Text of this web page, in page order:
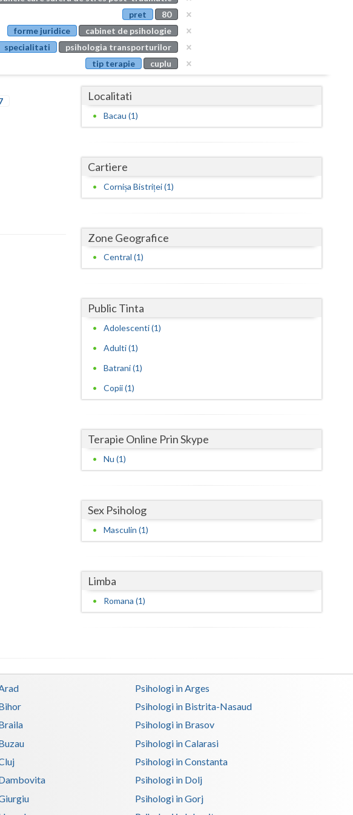
Buzau
Calarasi
Caras-Severin
Covasna
Dolj
Galati
Giurgiu
Gorj
Hunedoara
Mures
Neamt
Salaj
Suceava
Tulcea
Valcea
Vrancea
pret
80
forme juridice
cabinet de psihologie
specialitati
psihologia transporturilor
tip terapie
cuplu
Localitati
Bacau (1)
Cartiere
Cornișa Bistriței (1)
Zone Geografice
Central (1)
Public Tinta
Adolescenti (1)
Adulti (1)
Batrani (1)
Copii (1)
Terapie Online Prin Skype
Nu (1)
Sex Psiholog
Masculin (1)
Limba
Romana (1)
Psihologi in Arges
Psihologi in Bistrita-Nasaud
Psihologi in Brasov
Psihologi in Calarasi
Psihologi in Constanta
Psihologi in Dolj
Psihologi in Gorj